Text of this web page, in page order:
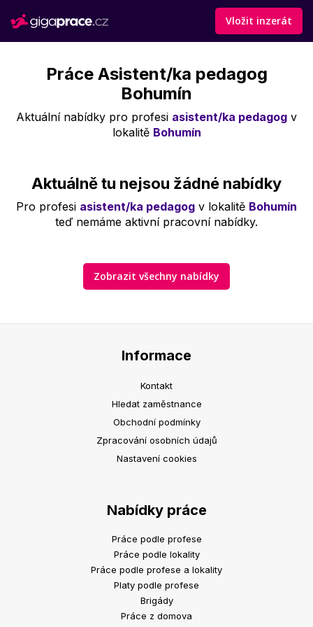
Vložit inzerát
Práce Asistent/ka pedagog
Bohumín
Aktuální nabídky pro profesi asistent/ka pedagog v
lokalitě Bohumín
Aktuálně tu nejsou žádné nabídky
Pro profesi asistent/ka pedagog v lokalitě Bohumín
teď nemáme aktivní pracovní nabídky.
Zobrazit všechny nabídky
Informace
Kontakt
Hledat zaměstnance
Obchodní podmínky
Zpracování osobních údajů
Nastavení cookies
Nabídky práce
Práce podle profese
Práce podle lokality
Práce podle profese a lokality
Platy podle profese
Brigády
Práce z domova